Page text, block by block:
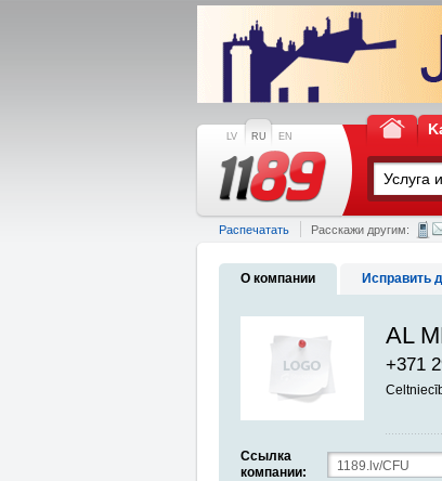
LV RU EN
Распечатать Расскажи другим:
О компании Исправить
AL
+371
Ссылка
компании: